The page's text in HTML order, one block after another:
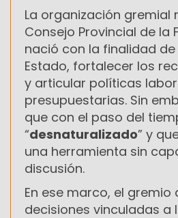
La organización gremial
Consejo Provincial de la
nació con la finalidad
Estado, fortalecer los
y articular políticas
presupuestarias. Sin
que con el paso del
“desnaturalizado” y
una herramienta sin
discusión.
En ese marco, el
decisiones vinculadas a